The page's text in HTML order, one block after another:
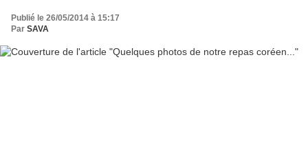
Publié le 26/05/2014 à 15:17
Par SAVA